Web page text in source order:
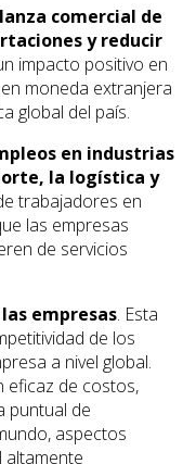
comercial de
y reducir
impacto positivo en
moneda extranjera
global del país.
en industrias
la logística y
trabajadores en
las empresas
de servicios
empresas. Esta
de los
a nivel global.
eficaz de costos,
puntual de
aspectos
altamente